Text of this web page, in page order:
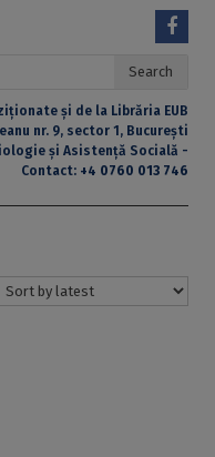
Search
și de la Librăria EUB
nr. 9, sector 1, București
și Asistență Socială -
Contact: +4 0760 013 746